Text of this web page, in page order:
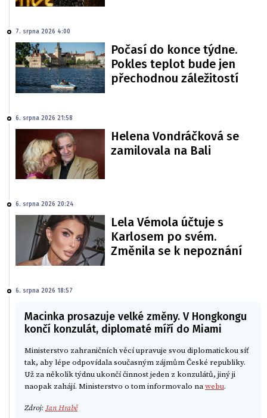
7. srpna 2026 4:00
Počasí do konce týdne.
Pokles teplot bude jen
přechodnou záležitostí
6. srpna 2026 21:58
Helena Vondráčková se
zamilovala na Bali
6. srpna 2026 20:24
Lela Vémola účtuje s
Karlosem po svém.
Změnila se k nepoznání
6. srpna 2026 18:57
Macinka prosazuje velké změny. V Hongkongu
končí konzulát, diplomaté míří do Miami
Ministerstvo zahraničních věcí upravuje svou diplomatickou síť
tak, aby lépe odpovídala současným zájmům České republiky.
Už za několik týdnu ukončí činnost jeden z konzulátů, jiný ji
naopak zahájí. Ministerstvo o tom informovalo nawebu.
Zdroj: Jan Hrabě